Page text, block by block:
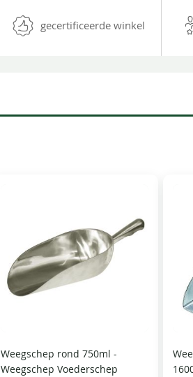
gecertificeerde winkel
Weegschep rond 750ml -
Weegschep Voederschep